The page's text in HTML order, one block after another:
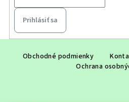
Prihlásiť sa
Obchodné podmienky
Ochrana